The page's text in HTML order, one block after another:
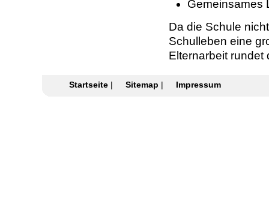
Gemeinsames
Da die Schule
Schulleben eine
Elternarbeit
Startseite| Sitemap | Impressum